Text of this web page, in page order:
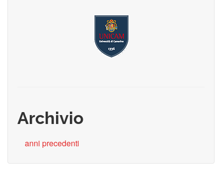
Archivio
anni precedenti